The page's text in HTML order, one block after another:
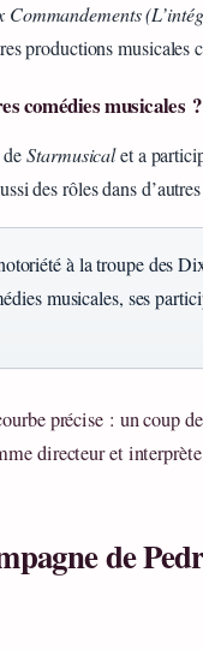
Commandements
productions musicales
comédies musicales ?
deStarmusicalet a
des rôles dans
à la troupe des
musicales, ses
précise : un coup
directeur et
de